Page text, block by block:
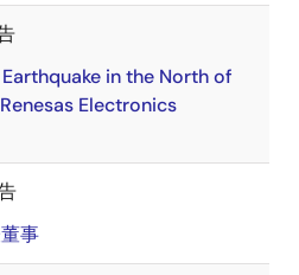
in the North of
Electronics
事